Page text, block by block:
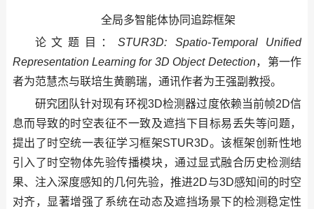
全局多智能体协同追踪框架
论文题目：STUR3D: Spatio-Temporal Unified
Representation Learning for 3D Object Detection，第一作
者为范慧杰与联培生黄鹏瑞，通讯作者为王强副教授。
研究团队针对现有环视3D检测器过度依赖当前帧2D信
息而导致的时空表征不一致及遮挡下目标易丢失等问题，
提出了时空统一表征学习框架STUR3D。该框架创新性地
引入了时空物体先验传播模块，通过显式融合历史检测结
果、注入深度感知的几何先验，推进2D与3D感知间的时空
对齐，显著增强了系统在动态及遮挡场景下的检测稳定性